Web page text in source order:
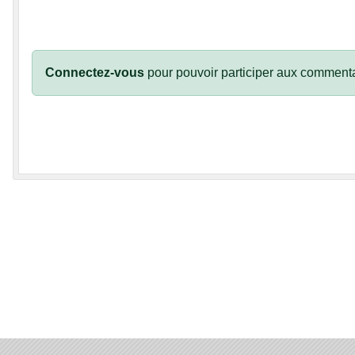
Connectez-vous pour pouvoir participer aux